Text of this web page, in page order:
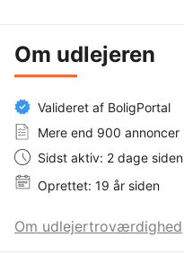
Om udlejeren
Valideret af BoligPortal
Mere end 900 annoncer
Sidst aktiv: 2 dage siden
Oprettet: 19 år siden
Om udlejertroværdighed